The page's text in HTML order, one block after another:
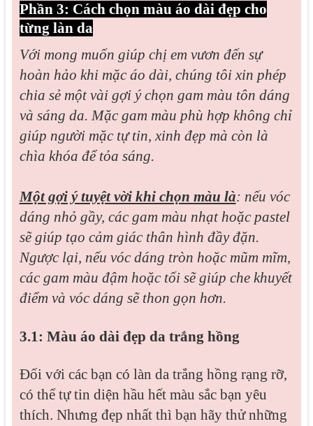
Phần 3: Cách chọn màu áo dài đẹp cho
từng làn da
Với mong muốn giúp chị em vươn đến sự
hoàn hảo khi mặc áo dài, chúng tôi xin phép
chia sẻ một vài gợi ý chọn gam màu tôn dáng
và sáng da. Mặc gam màu phù hợp không chỉ
giúp người mặc tự tin, xinh đẹp mà còn là
chìa khóa để tỏa sáng.
Một gợi ý tuyệt vời khi chọn màu là: nếu vóc
dáng nhỏ gầy, các gam màu nhạt hoặc pastel
sẽ giúp tạo cảm giác thân hình đầy đặn.
Ngược lại, nếu vóc dáng tròn hoặc mũm mĩm,
các gam màu đậm hoặc tối sẽ giúp che khuyết
điểm và vóc dáng sẽ thon gọn hơn.
3.1: Màu áo dài đẹp da trắng hồng
Đối với các bạn có làn da trắng hồng rạng rỡ,
có thể tự tin diện hầu hết màu sắc bạn yêu
thích. Nhưng đẹp nhất thì bạn hãy thử những